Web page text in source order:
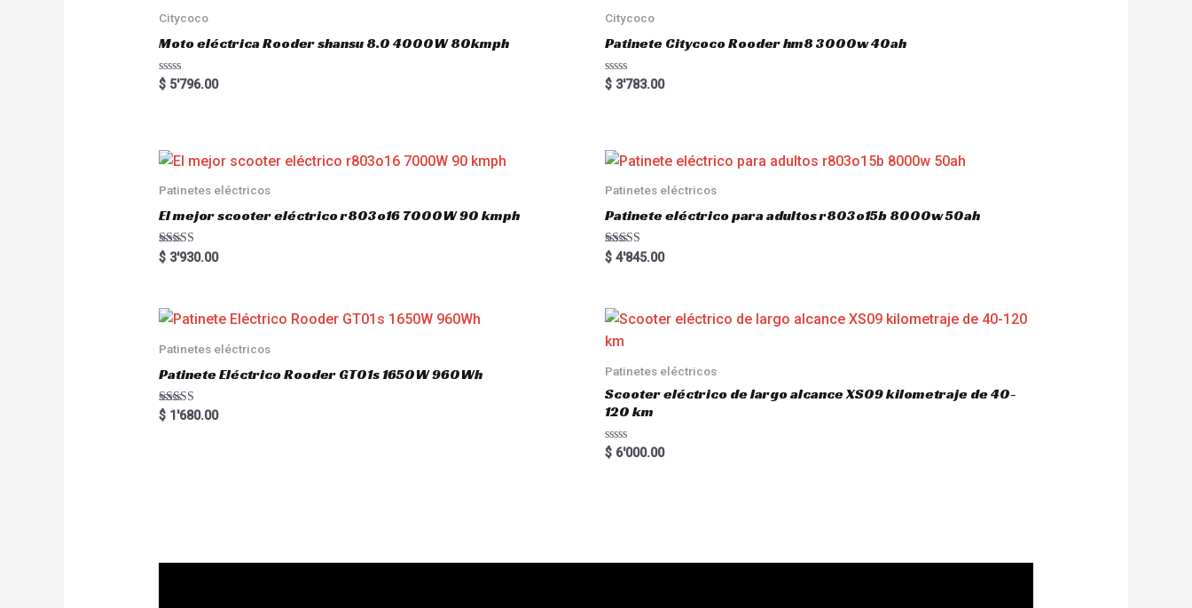
o
f
5
o
f
5
Citycoco
Moto eléctrica Rooder shansu 8.0 4000W 80kmph
R
a
o
u
o
f
5
$5'796.00
Citycoco
Patinete Citycoco Rooder hm8 3000w 40ah
R
a
o
u
o
f
5
$ 3'783.00
Patinetes eléctricos
El mejor scooter eléctrico r803o16 7000W 90 kmph
Rated
5.00
$3'930.00
Patinetes eléctricos
Patinete eléctrico para adultos r803o15b 8000w 50ah
Rated
5.00
$ 4'845.00
Patinetes eléctricos
Patinete Eléctrico Rooder GT01s 1650W 960Wh
Rated
5.00
$1'680.00
Patinetes eléctricos
Scooter eléctrico de largo alcance XS09 kilometraje de 40-
120 km
R
a
f
$ 6'000.00